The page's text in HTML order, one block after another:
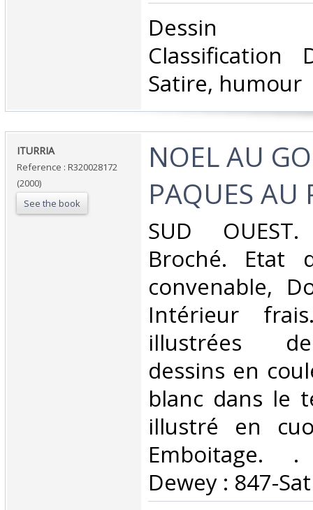
‎Dessin
Classification
Satire, humour‎
‎ITURRIA‎
Reference : R320028172
(2000)
See the book
‎NOEL AU
PAQUES AU
‎SUD
Broché. Etat
convenable,
Intérieur
illustrées
dessins en
blanc dans le
illustré en
Emboitage. .
Dewey : 847-